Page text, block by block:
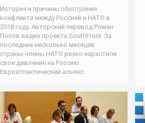
История и причины обострения
конфликта между Россией и НАТО в
2018 году. Авторский перевод Роман
Попов видео проекта SouthFront. За
последние несколько месяцев
страны-члены НАТО резко нарастили
свое давление на Россию.
Евроатлантический альянс